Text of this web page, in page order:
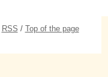
RSS / Top of the page